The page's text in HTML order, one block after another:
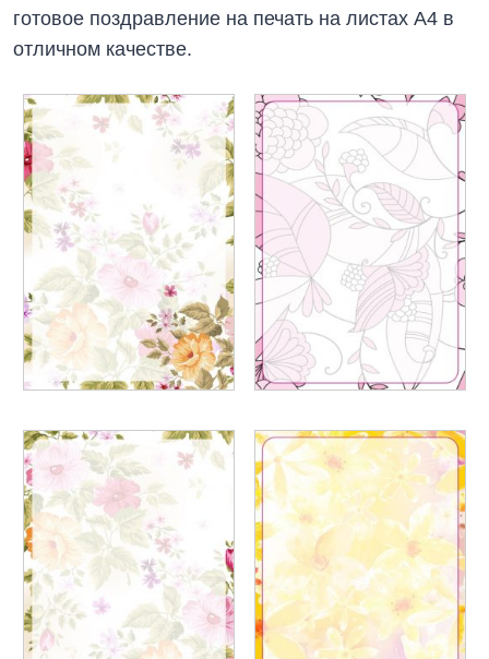
готовое поздравление на печать на листах А4 в
отличном качестве.